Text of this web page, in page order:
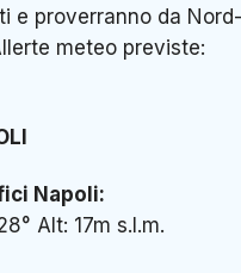
e proverranno da Nord-
meteo previste:
Napoli:
Alt: 17m s.l.m.